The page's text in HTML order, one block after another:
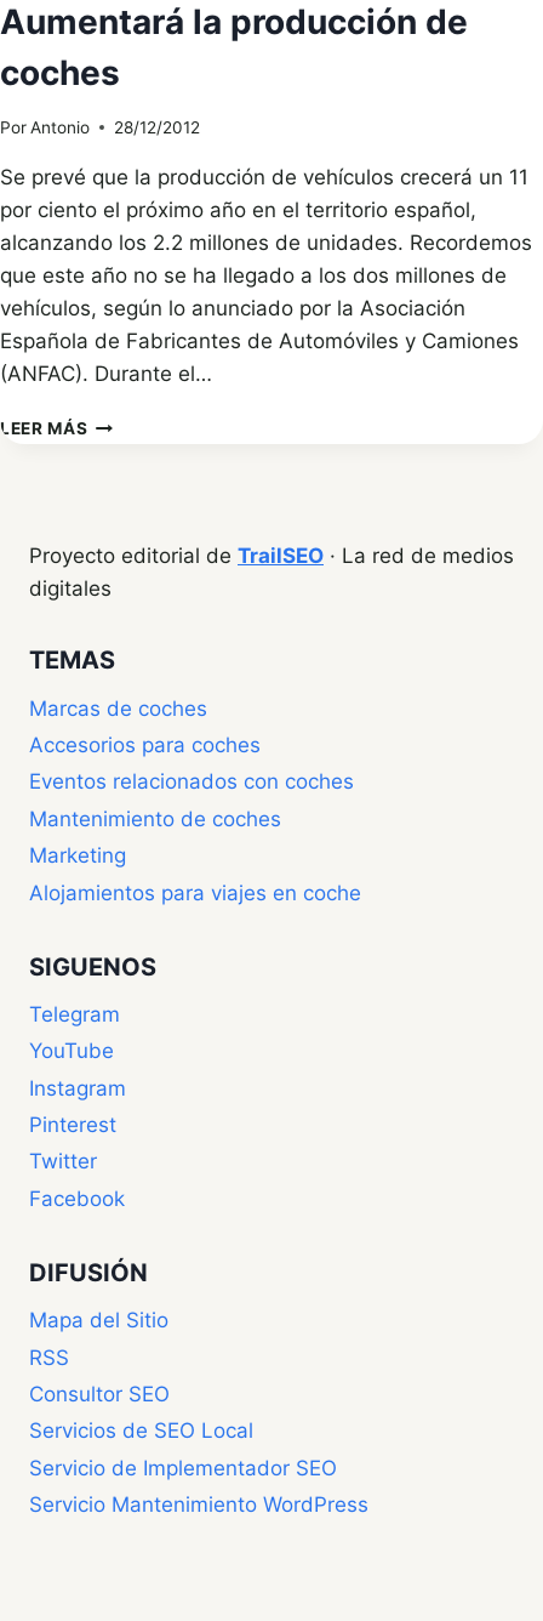
Aumentará la producción de
coches
PorAntonio 28/12/2012
Se prevé que la producción de vehículos crecerá un 11
por ciento el próximo año en el territorio español,
alcanzando los 2.2 millones de unidades. Recordemos
que este año no se ha llegado a los dos millones de
vehículos, según lo anunciado por la Asociación
Española de Fabricantes de Automóviles y Camiones
(ANFAC). Durante el…
LEER MÁS AUMENTARÁ
Proyecto editorial de TrailSEO · La red de medios
digitales
TEMAS
Marcas de coches
Accesorios para coches
Eventos relacionados con coches
Mantenimiento de coches
Marketing
Alojamientos para viajes en coche
SIGUENOS
Telegram
YouTube
Instagram
Pinterest
Twitter
Facebook
DIFUSIÓN
Mapa del Sitio
RSS
Consultor SEO
Servicios de SEO Local
Servicio de Implementador SEO
Servicio Mantenimiento WordPress